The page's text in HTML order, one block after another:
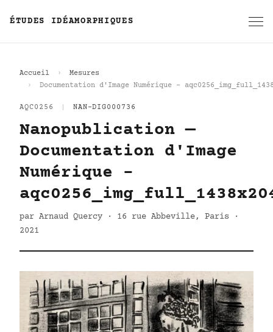
ÉTUDES IDÉAMORPHIQUES
Accueil
Mesures
Documentation d'Image Numérique -
AQC0256 NAN-DIG000736
Nanopublication —
Documentation d'Image
Numérique -
par Arnaud Quercy · 16 rue Abbeville, Paris ·
2021